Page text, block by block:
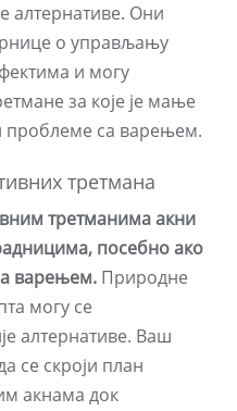
алтернативе. Они
о управљању
и могу
за које је мање
проблеме са варењем.
третмана
третманима акни
посебно ако
варењем. Природне
могу се
алтернативе. Ваш
се скроји план
акнама док